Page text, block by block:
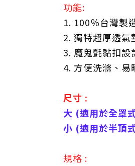
功能:
1. 100％台灣製
2. 獨特超厚透氣
3. 魔鬼氈黏扣設
4. 方便洗滌、易
尺寸 :
大 (適用於全罩
小 (適用於半頂
規格 :